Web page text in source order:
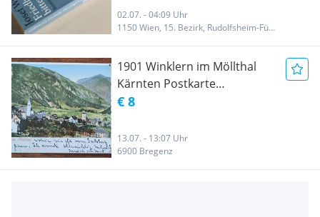
02.07. - 04:09 Uhr
1150 Wien, 15. Bezirk, Rudolfsheim-Fünfhaus
1901 Winklern im Möllthal
Kärnten Postkarte
Ansichtskarte Verlag Leon
€ 8
13.07. - 13:07 Uhr
6900 Bregenz